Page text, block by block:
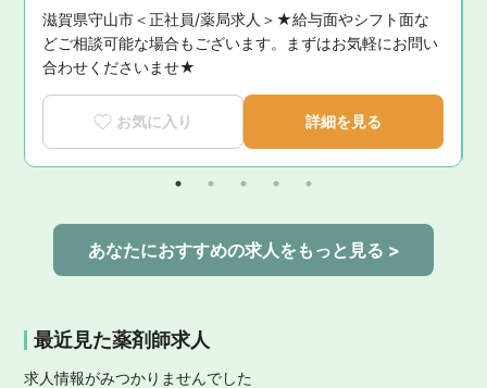
滋賀県守山市＜正社員/薬局求人＞★給与面やシフト面な
どご相談可能な場合もございます。まずはお気軽にお問い
合わせくださいませ★
お気に入り 詳細を見る
あなたにおすすめの求人をもっと見る >
最近見た薬剤師求人
求人情報がみつかりませんでした